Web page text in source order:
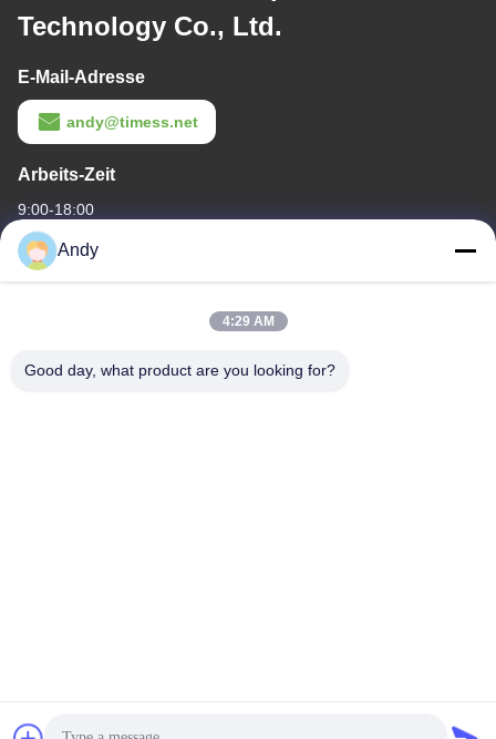
Technology Co., Ltd.
E-Mail-Adresse
andy@timess.net
Arbeits-Zeit
9:00-18:00
Unsere Adresse
4668, 4. Stock, Nanfang Gebäude, Shangbu Industriezone,
Andy
4:29 AM
Good day, what product are you looking for?